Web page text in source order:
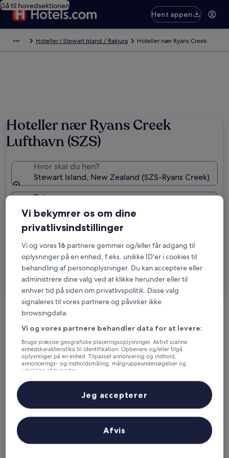
Gå til hovedsektionen
Hent appen
Hoteller i Stewart Island / Rakiura Hoteller nær Ryans Creek
Hoteller nær Ryans Creek
Lufthavn (SZS)
Hvor skal du hen?
Stewart Island, New Zealand (SZS-Ryans Creek)
Datoer
fre. 21. aug. - lør. 22. aug.
Gæster
Jeg skal på forretningsrejse
Søg
Muligheder for gratis afbestilling, hvis dine
planer ændrer sig
Optjen fordele for hver overnatning
Spar flere penge med medlemspriser
Tjek priser for disse datoer
Vi bekymrer os om dine
privatlivsindstillinger
Vi og vores16 partnere gemmer og/eller får adgang til
oplysninger på en enhed, f.eks. unikke ID'er i cookies til
behandling af personoplysninger. Du kan acceptere eller
administrere dine valg ved at klikke herunder eller til
enhver tid på siden om privatlivspolitik. Disse valg
signaleres til vores partnere og påvirker ikke
browsingdata.
Vi og vores partnere behandler data for at levere:
Bruge præcise geografiske placeringsoplysninger. Aktivt scanne
enhedskarakteristika til identifikation. Opbevare og/eller tilgå
oplysninger på en enhed. Tilpasset annoncering og indhold,
annoncerings- og indholdsmåling, målgruppeundersøgelser og
udvikling af tjenester.
Liste over partnere (leverandører)
Afvis
Jeg accepterer